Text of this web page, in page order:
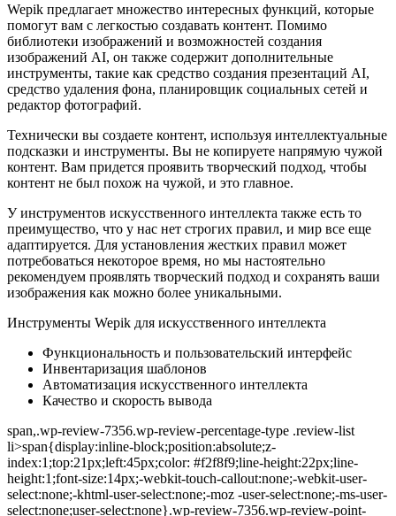
Wepik предлагает множество интересных функций, которые
помогут вам с легкостью создавать контент. Помимо
библиотеки изображений и возможностей создания
изображений AI, он также содержит дополнительные
инструменты, такие как средство создания презентаций AI,
средство удаления фона, планировщик социальных сетей и
редактор фотографий.
Технически вы создаете контент, используя интеллектуальные
подсказки и инструменты. Вы не копируете напрямую чужой
контент. Вам придется проявить творческий подход, чтобы
контент не был похож на чужой, и это главное.
У инструментов искусственного интеллекта также есть то
преимущество, что у нас нет строгих правил, и мир все еще
адаптируется. Для установления жестких правил может
потребоваться некоторое время, но мы настоятельно
рекомендуем проявлять творческий подход и сохранять ваши
изображения как можно более уникальными.
Инструменты Wepik для искусственного интеллекта
Функциональность и пользовательский интерфейс
Инвентаризация шаблонов
Автоматизация искусственного интеллекта
Качество и скорость вывода
span,.wp-review-7356.wp-review-percentage-type .review-list
li>span{display:inline-block;position:absolute;z-
index:1;top:21px;left:45px;color: #f2f8f9;line-height:22px;line-
height:1;font-size:14px;-webkit-touch-callout:none;-webkit-user-
select:none;-khtml-user-select:none;-moz -user-select:none;-ms-user-
select:none;user-select:none}.wp-review-7356.wp-review-point-